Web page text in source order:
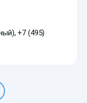
+7 (495)